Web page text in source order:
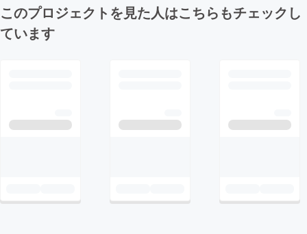
このプロジェクトを見た人はこちらもチェックし
ています